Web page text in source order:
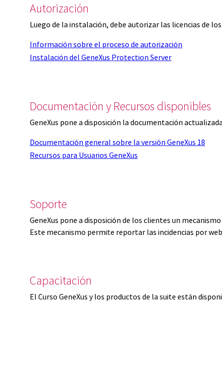
Autorización
Luego de la instalación, debe autorizar las licencias de
Información sobre el proceso de autorización
Instalación del GeneXus Protection Server
Documentación y Recursos disponibles
GeneXus pone a disposición la documentación
Documentación general sobre la versión GeneXus 18
Recursos para Usuarios GeneXus
Soporte
GeneXus pone a disposición de los clientes un
Este mecanismo permite reportar las incidencias por
Capacitación
El Curso GeneXus y los productos de la suite están